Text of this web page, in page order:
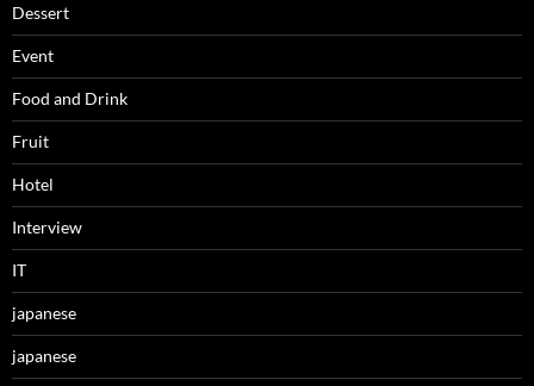
Dessert
Event
Food and Drink
Fruit
Hotel
Interview
IT
japanese
japanese